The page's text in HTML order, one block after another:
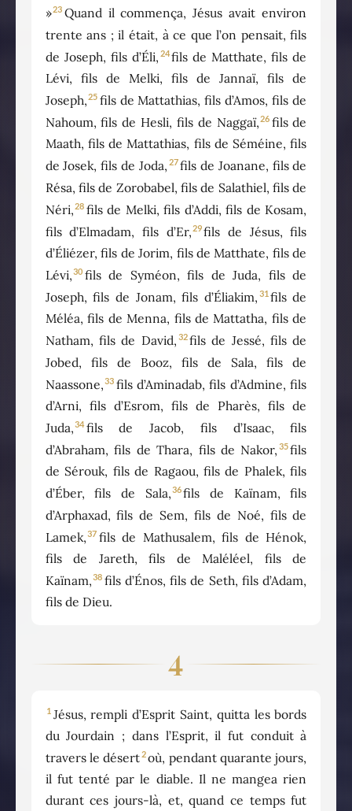
»23 Quand il commença, Jésus avait environ
trente ans ; il était, à ce que l’on pensait, fils
de Joseph, fils d’Éli, 24fils de Matthate, fils de
Lévi, fils de Melki, fils de Jannaï, fils de
Joseph,25 fils de Mattathias, fils d’Amos, fils de
Nahoum, fils de Hesli, fils de Naggaï,26 fils de
Maath, fils de Mattathias, fils de Séméine, fils
de Josek, fils de Joda, 27fils de Joanane, fils de
Résa, fils de Zorobabel, fils de Salathiel, fils de
Néri,28 fils de Melki, fils d’Addi, fils de Kosam,
fils d’Elmadam, fils d’Er,29fils de Jésus, fils
d’Éliézer, fils de Jorim, fils de Matthate, fils de
Lévi,30 fils de Syméon, fils de Juda, fils de
Joseph, fils de Jonam, fils d’Éliakim, 31 fils de
Méléa, fils de Menna, fils de Mattatha, fils de
Natham, fils de David, 32fils de Jessé, fils de
Jobed, fils de Booz, fils de Sala, fils de
Naassone,33 fils d’Aminadab, fils d’Admine, fils
d’Arni, fils d’Esrom, fils de Pharès, fils de
Juda,34 fils de Jacob, fils d’Isaac, fils
d’Abraham, fils de Thara, fils de Nakor, 35fils
de Sérouk, fils de Ragaou, fils de Phalek, fils
d’Éber, fils de Sala,36fils de Kaïnam, fils
d’Arphaxad, fils de Sem, fils de Noé, fils de
Lamek, 37 fils de Mathusalem, fils de Hénok,
fils de Jareth, fils de Maléléel, fils de
Kaïnam,38 fils d’Énos, fils de Seth, fils d’Adam,
fils de Dieu.
4
1 Jésus, rempli d’Esprit Saint, quitta les bords
du Jourdain ; dans l’Esprit, il fut conduit à
travers le désert2où, pendant quarante jours,
il fut tenté par le diable. Il ne mangea rien
durant ces jours-là, et, quand ce temps fut